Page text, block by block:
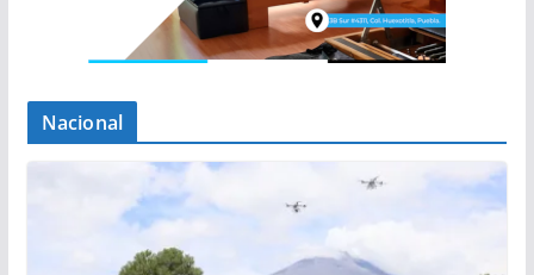
Nacional